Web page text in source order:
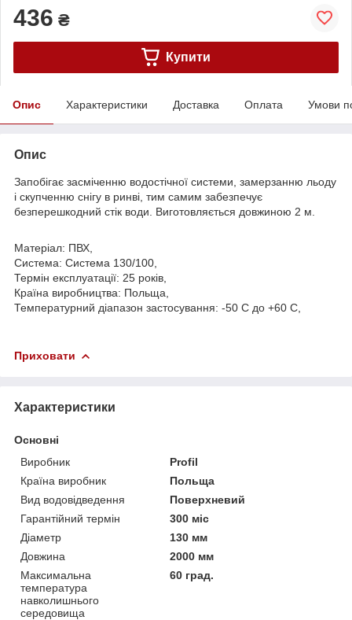
436 ₴
Купити
Опис Характеристики Доставка Оплата Умови
Опис
Запобігає засміченню водостічної системи, замерзанню льоду
і скупченню снігу в ринві, тим самим забезпечує
безперешкодний стік води. Виготовляється довжиною 2 м.
Матеріал: ПВХ,
Система: Система 130/100,
Термін експлуатації: 25 років,
Країна виробництва: Польща,
Температурний діапазон застосування: -50 С до +60 С,
Приховати
Характеристики
Основні
Виробник
Profil
Країна виробник
Польща
Вид водовідведення
Поверхневий
Гарантійний термін
300 міс
Діаметр
130 мм
Довжина
2000 мм
Максимальна
температура
навколишнього
середовища
60 град.